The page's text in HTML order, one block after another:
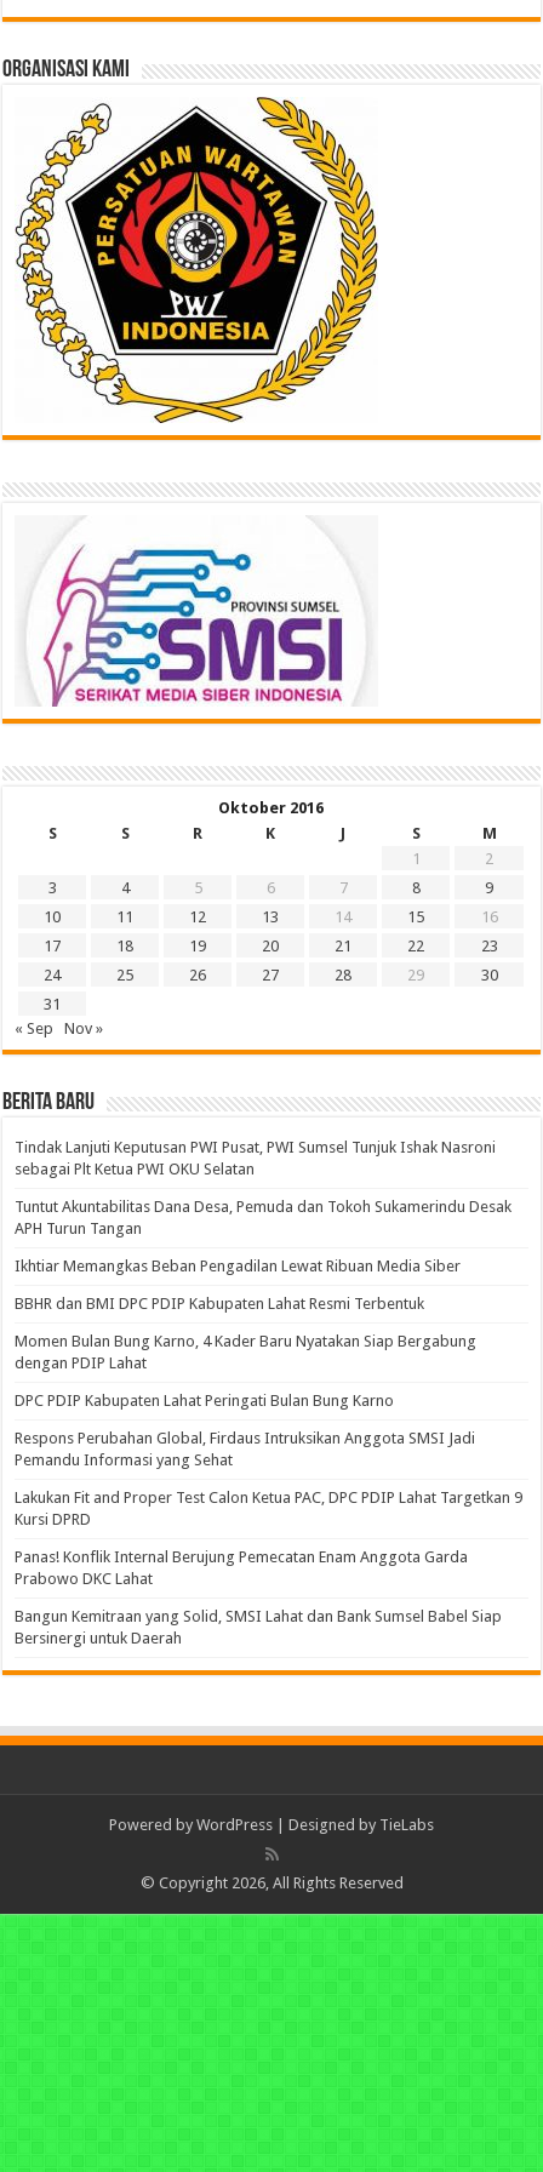
di
ORGANISASI KAMI
Oktober 2016
S
S R K J S
M
1
2
3
4 5 6 7 8
9
10
11 12 13 14 15
16
17
18 19 20 21 22
23
24
25 26 27 28 29
30
31
« Sep
Nov »
BERITA BARU
Tindak Lanjuti Keputusan PWI Pusat, PWI Sumsel Tunjuk Ishak Nasroni
sebagai Plt Ketua PWI OKU Selatan
Tuntut Akuntabilitas Dana Desa, Pemuda dan Tokoh Sukamerindu Desak
APH Turun Tangan
Ikhtiar Memangkas Beban Pengadilan Lewat Ribuan Media Siber
BBHR dan BMI DPC PDIP Kabupaten Lahat Resmi Terbentuk
Momen Bulan Bung Karno, 4 Kader Baru Nyatakan Siap Bergabung
dengan PDIP Lahat
DPC PDIP Kabupaten Lahat Peringati Bulan Bung Karno
Respons Perubahan Global, Firdaus Intruksikan Anggota SMSI Jadi
Pemandu Informasi yang Sehat
Lakukan Fit and Proper Test Calon Ketua PAC, DPC PDIP Lahat Targetkan 9
Kursi DPRD
Panas! Konflik Internal Berujung Pemecatan Enam Anggota Garda
Prabowo DKC Lahat
Bangun Kemitraan yang Solid, SMSI Lahat dan Bank Sumsel Babel Siap
Bersinergi untuk Daerah
Powered by WordPress | Designed by TieLabs
© Copyright 2026, All Rights Reserved